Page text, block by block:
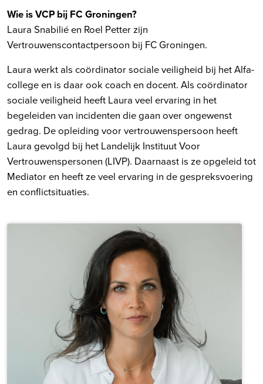
Wie is VCP bij FC Groningen?
Laura Snabilié en Roel Petter zijn
Vertrouwenscontactpersoon bij FC Groningen.
Laura werkt als coördinator sociale veiligheid bij het Alfa-
college en is daar ook coach en docent. Als coördinator
sociale veiligheid heeft Laura veel ervaring in het
begeleiden van incidenten die gaan over ongewenst
gedrag. De opleiding voor vertrouwenspersoon heeft
Laura gevolgd bij het Landelijk Instituut Voor
Vertrouwenspersonen (LIVP). Daarnaast is ze opgeleid tot
Mediator en heeft ze veel ervaring in de gespreksvoering
en conflictsituaties.